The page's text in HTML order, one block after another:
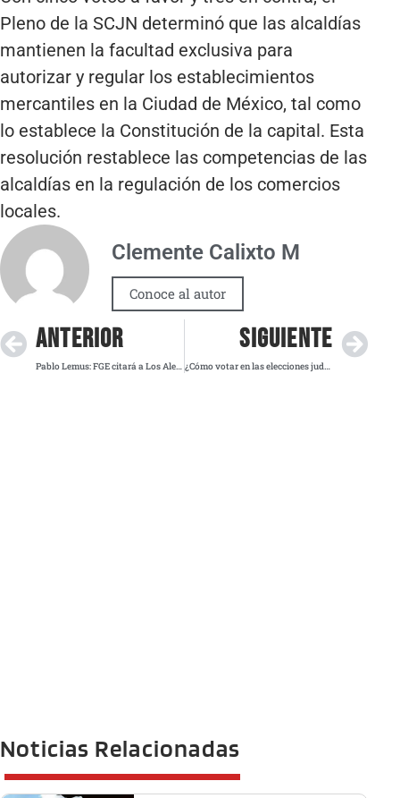
Pleno de la SCJN determinó que las alcaldías
mantienen la facultad exclusiva para
autorizar y regular los establecimientos
mercantiles en la Ciudad de México, tal como
lo establece la Constitución de la capital. Esta
resolución restablece las competencias de las
alcaldías en la regulación de los comercios
locales.
Clemente Calixto M
Conoce al autor
ANTERIOR
Pablo Lemus: FGE citará a Los Alegres del Barranco y productor por homenaje a “El Mencho” en concierto
SIGUIENTE
¿Cómo votar en las elecciones judiciales de México 2025? Guía paso a paso
Noticias Relacionadas